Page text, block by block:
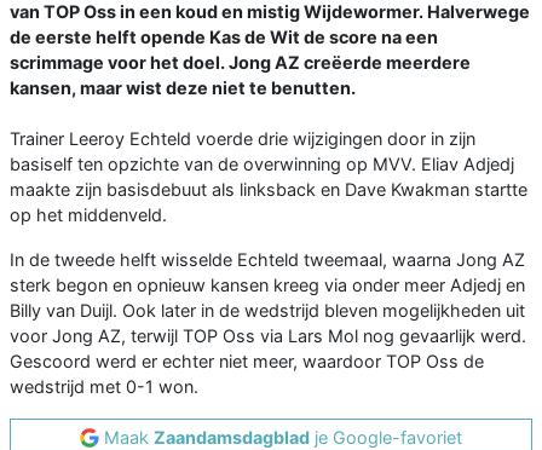
van TOP Oss in een koud en mistig Wijdewormer. Halverwege
de eerste helft opende Kas de Wit de score na een
scrimmage voor het doel. Jong AZ creëerde meerdere
kansen, maar wist deze niet te benutten.
Trainer Leeroy Echteld voerde drie wijzigingen door in zijn
basiself ten opzichte van de overwinning op MVV. Eliav Adjedj
maakte zijn basisdebuut als linksback en Dave Kwakman startte
op het middenveld.
In de tweede helft wisselde Echteld tweemaal, waarna Jong AZ
sterk begon en opnieuw kansen kreeg via onder meer Adjedj en
Billy van Duijl. Ook later in de wedstrijd bleven mogelijkheden uit
voor Jong AZ, terwijl TOP Oss via Lars Mol nog gevaarlijk werd.
Gescoord werd er echter niet meer, waardoor TOP Oss de
wedstrijd met 0-1 won.
Maak Zaandamsdagblad je Google-favoriet